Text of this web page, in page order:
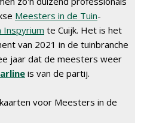
Meesters in de Tuin-
Inspyrium te Cuijk. Het is het
van 2021 in de tuinbranche
jaar dat de meesters weer
is van de partij.
voor Meesters in de